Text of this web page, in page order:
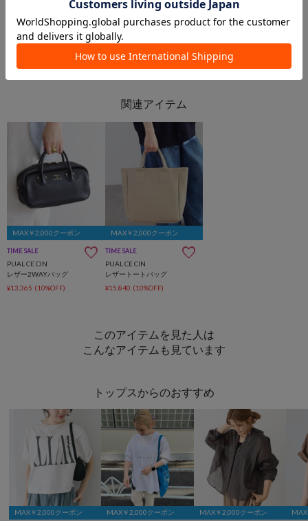
MAX￥2,000クーポン
TIME SALE
PUAL CE CIN
レザー2WAYバッグ
¥13,365 (10%OFF)
MAX￥2,000クーポン
TIME SALE
PUAL CE CIN
レザートートバッグ
¥15,840 (10%OFF)
このアイテムを見た人は
こんなアイテムも見ています
トップスからのおすすめ
MAX￥2,000クーポン MAX￥2,000クーポン MAX￥2,000クーポン